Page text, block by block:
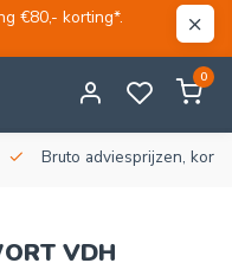
€80,- korting*.
0
Bruto adviesprijzen,
VDH